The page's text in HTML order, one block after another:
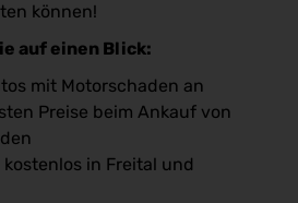
können!
auf einen Blick:
mit Motorschaden an
Preise beim Ankauf von
in Freital und